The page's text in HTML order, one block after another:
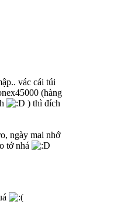
vác cái túi
(hàng
) thì đích
ngày mai nhớ
tớ nhá